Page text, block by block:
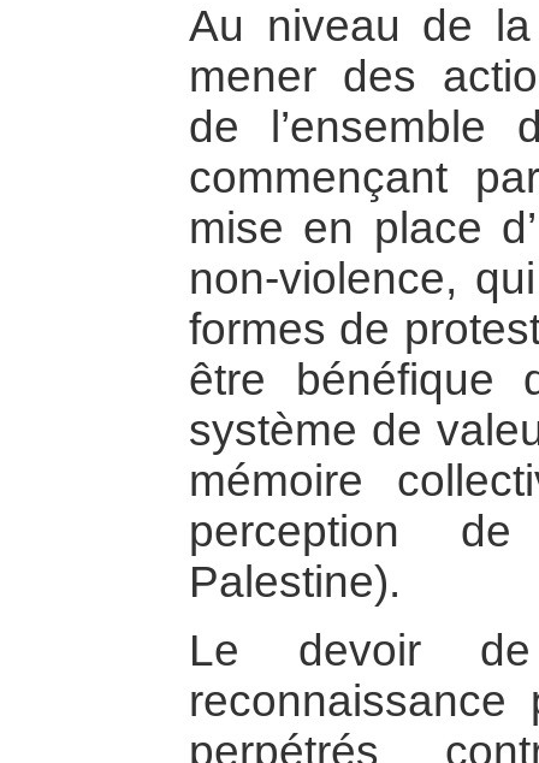
Au niveau de
mener des
de l’ensemble
commençant
mise en place
non-violence,
formes de
être bénéfique
système de
mémoire
perception de
Palestine).
Le devoir
reconnaissance
perpétrés